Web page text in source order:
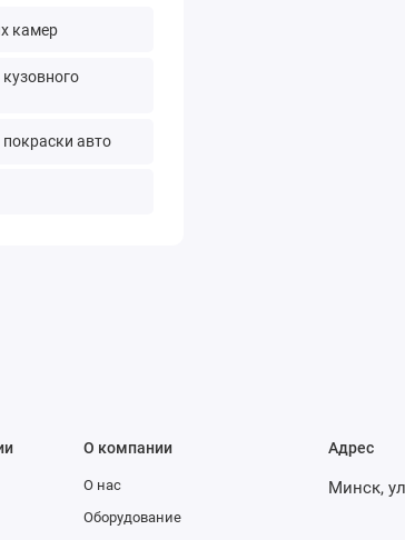
камер
авто
О компании
О нас
Оборудование
Адрес
Минск,